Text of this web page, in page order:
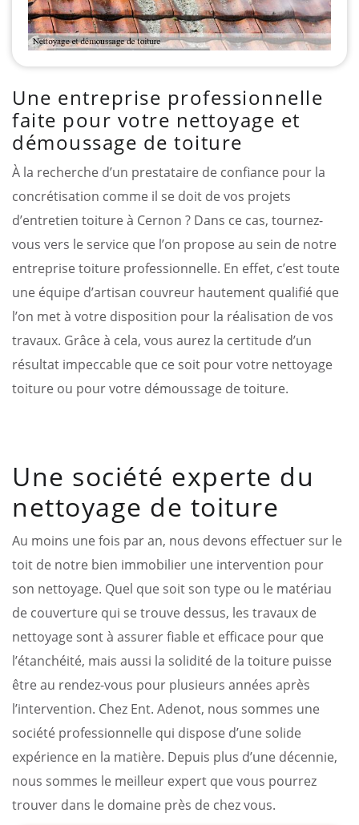
Une entreprise professionnelle
faite pour votre nettoyage et
démoussage de toiture
À la recherche d’un prestataire de confiance pour la
concrétisation comme il se doit de vos projets
d’entretien toiture à Cernon ? Dans ce cas, tournez-
vous vers le service que l’on propose au sein de notre
entreprise toiture professionnelle. En effet, c’est toute
une équipe d’artisan couvreur hautement qualifié que
l’on met à votre disposition pour la réalisation de vos
travaux. Grâce à cela, vous aurez la certitude d’un
résultat impeccable que ce soit pour votre nettoyage
toiture ou pour votre démoussage de toiture.
Une société experte du
nettoyage de toiture
Au moins une fois par an, nous devons effectuer sur le
toit de notre bien immobilier une intervention pour
son nettoyage. Quel que soit son type ou le matériau
de couverture qui se trouve dessus, les travaux de
nettoyage sont à assurer fiable et efficace pour que
l’étanchéité, mais aussi la solidité de la toiture puisse
être au rendez-vous pour plusieurs années après
l’intervention. Chez Ent. Adenot, nous sommes une
société professionnelle qui dispose d’une solide
expérience en la matière. Depuis plus d’une décennie,
nous sommes le meilleur expert que vous pourrez
trouver dans le domaine près de chez vous.